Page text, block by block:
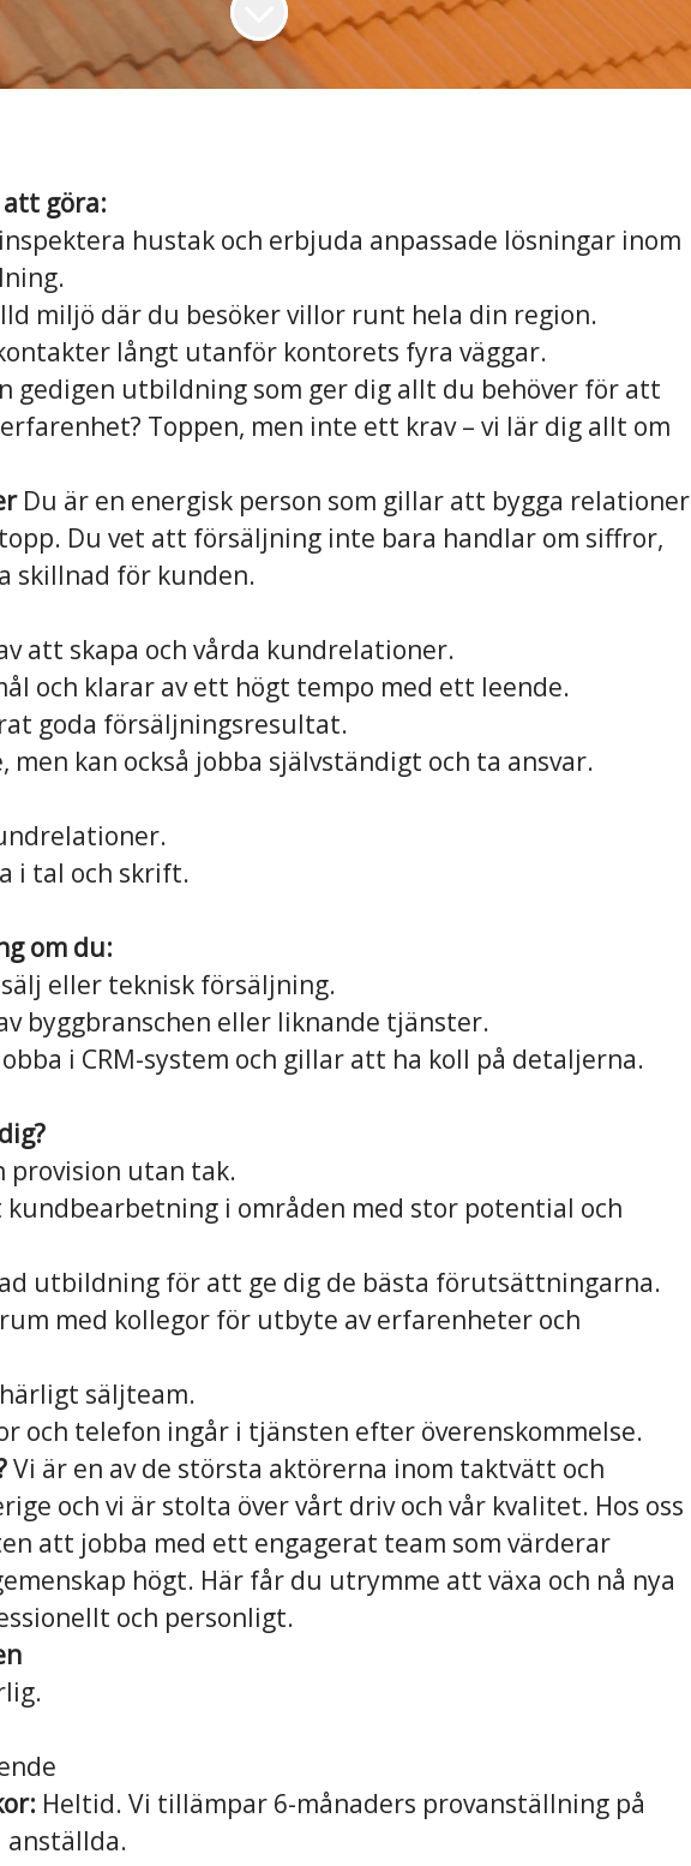
göra:
hustak och erbjuda anpassade lösningar inom
miljö där du besöker villor runt hela din region.
långt utanför kontorets fyra väggar.
gedigen utbildning som ger dig allt du behöver för att
Toppen, men inte ett krav – vi lär dig allt om
Du är en energisk person som gillar att bygga relationer
Du vet att försäljning inte bara handlar om siffror,
skillnad för kunden.
att skapa och vårda kundrelationer.
och klarar av ett högt tempo med ett leende.
goda försäljningsresultat.
men kan också jobba självständigt och ta ansvar.
i tal och skrift.
om du:
eller teknisk försäljning.
byggbranschen eller liknande tjänster.
i CRM-system och gillar att ha koll på detaljerna.
provision utan tak.
kundbearbetning i områden med stor potential och
utbildning för att ge dig de bästa förutsättningarna.
med kollegor för utbyte av erfarenheter och
säljteam.
och telefon ingår i tjänsten efter överenskommelse.
Vi är en av de största aktörerna inom taktvätt och
och vi är stolta över vårt driv och vår kvalitet. Hos oss
att jobba med ett engagerat team som värderar
högt. Här får du utrymme att växa och nå nya
och personligt.
Heltid. Vi tillämpar 6-månaders provanställning på
anställda.